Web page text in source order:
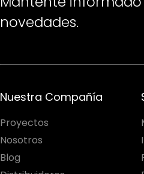
novedades.
Nuestra Compañía
Proyectos
Nosotros
Blog